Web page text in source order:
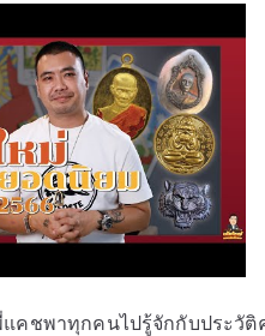
คชพาทุกคนไปรู้จักกับประวั